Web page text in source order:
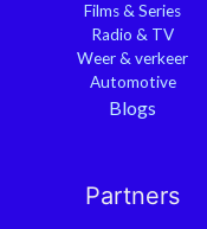
Films & Series
Radio & TV
Weer & verkeer
Automotive
Blogs
Partners